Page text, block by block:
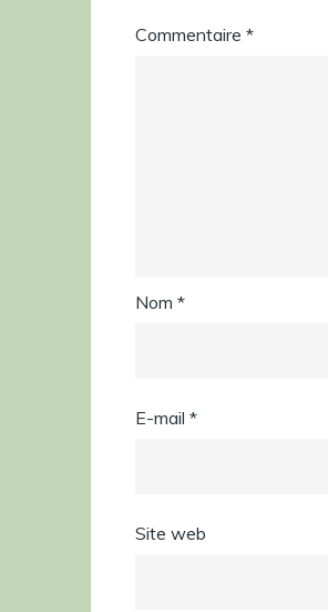
Commentaire *
Nom *
E-mail *
Site web